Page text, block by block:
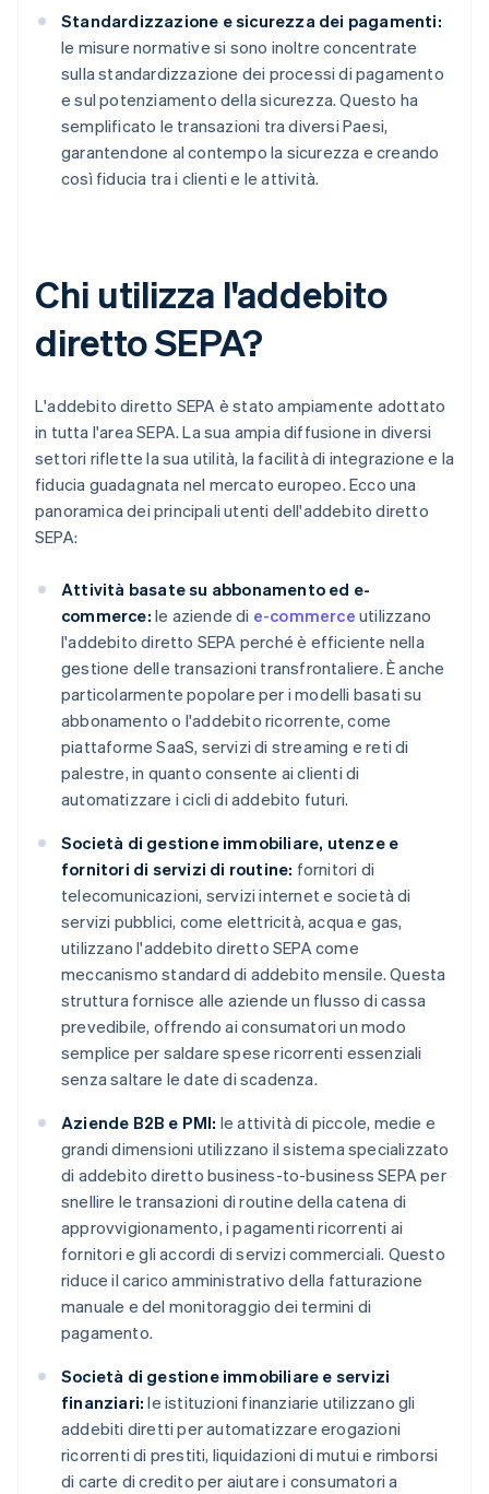
Standardizzazione e sicurezza dei pagamenti:
le misure normative si sono inoltre concentrate
sulla standardizzazione dei processi di pagamento
e sul potenziamento della sicurezza. Questo ha
semplificato le transazioni tra diversi Paesi,
garantendone al contempo la sicurezza e creando
così fiducia tra i clienti e le attività.
Chi utilizza l'addebito
diretto SEPA?
L'addebito diretto SEPA è stato ampiamente adottato
in tutta l'area SEPA. La sua ampia diffusione in diversi
settori riflette la sua utilità, la facilità di integrazione e la
fiducia guadagnata nel mercato europeo. Ecco una
panoramica dei principali utenti dell'addebito diretto
SEPA:
Attività basate su abbonamento ed e-
commerce: le aziende di e-commerce utilizzano
l'addebito diretto SEPA perché è efficiente nella
gestione delle transazioni transfrontaliere. È anche
particolarmente popolare per i modelli basati su
abbonamento o l'addebito ricorrente, come
piattaforme SaaS, servizi di streaming e reti di
palestre, in quanto consente ai clienti di
automatizzare i cicli di addebito futuri.
Società di gestione immobiliare, utenze e
fornitori di servizi di routine: fornitori di
telecomunicazioni, servizi internet e società di
servizi pubblici, come elettricità, acqua e gas,
utilizzano l'addebito diretto SEPA come
meccanismo standard di addebito mensile. Questa
struttura fornisce alle aziende un flusso di cassa
prevedibile, offrendo ai consumatori un modo
semplice per saldare spese ricorrenti essenziali
senza saltare le date di scadenza.
Aziende B2B e PMI: le attività di piccole, medie e
grandi dimensioni utilizzano il sistema specializzato
di addebito diretto business-to-business SEPA per
snellire le transazioni di routine della catena di
approvvigionamento, i pagamenti ricorrenti ai
fornitori e gli accordi di servizi commerciali. Questo
riduce il carico amministrativo della fatturazione
manuale e del monitoraggio dei termini di
pagamento.
Società di gestione immobiliare e servizi
finanziari: le istituzioni finanziarie utilizzano gli
addebiti diretti per automatizzare erogazioni
ricorrenti di prestiti, liquidazioni di mutui e rimborsi
di carte di credito per aiutare i consumatori a